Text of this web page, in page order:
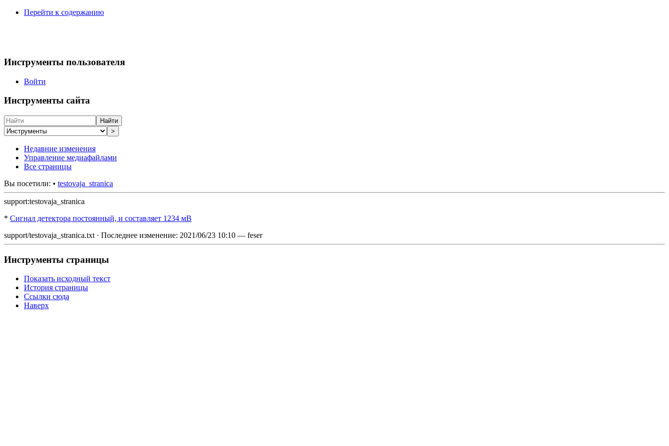
Перейти к содержанию
Инструменты пользователя
Войти
Инструменты сайта
Найти
>
Недавние изменения
Управление медиафайлами
Все страницы
Вы посетили: • testovaja_stranica
support:testovaja_stranica
* Сигнал детектора постоянный, и составляет 1234 мВ
support/testovaja_stranica.txt · Последнее изменение: 2021/06/23 10:10 — feser
Инструменты страницы
Показать исходный текст
История страницы
Ссылки сюда
Наверх